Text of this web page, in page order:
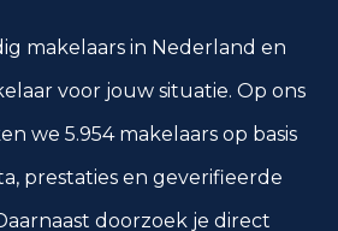
makelaars in Nederland en
voor jouw situatie. Op ons
we 5.954 makelaars op basis
prestaties en geverifieerde
doorzoek je direct